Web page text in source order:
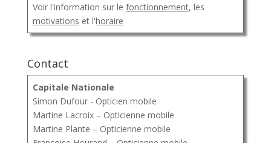
Voir l'information sur le fonctionnement, les
motivations et l'horaire
Contact
Capitale Nationale
Simon Dufour - Opticien mobile
Martine Lacroix – Opticienne mobile
Martine Plante – Opticienne mobile